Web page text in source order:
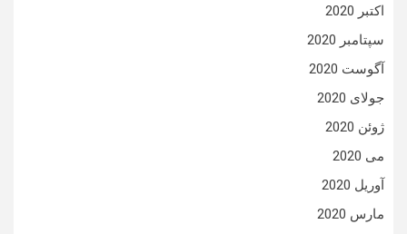
اکتبر 2020
سپتامبر 2020
آگوست 2020
جولای 2020
ژوئن 2020
می 2020
آوریل 2020
مارس 2020